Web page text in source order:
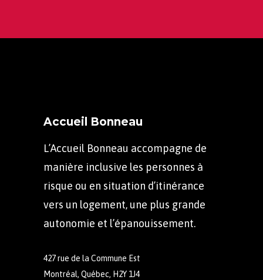
Accueil Bonneau
L’Accueil Bonneau accompagne de
manière inclusive les personnes à
risque ou en situation d’itinérance
vers un logement, une plus grande
autonomie et l’épanouissement.
427 rue de la Commune Est
Montréal, Québec, H2Y 1J4